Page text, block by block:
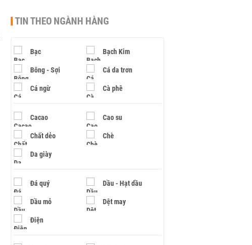
TIN THEO NGÀNH HÀNG
Bạc Bạch Kim
Bông - Sợi Cá da trơn
Cá ngừ Cà phê
Cacao Cao su
Chất dẻo Chè
Da giày
Đá quý Dầu - Hạt dầu
Dầu mỏ Dệt may
Điện